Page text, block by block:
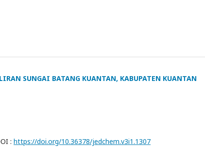
SUNGAI BATANG KUANTAN, KABUPATEN KUANTAN
: https://doi.org/10.36378/jedchem.v3i1.1307